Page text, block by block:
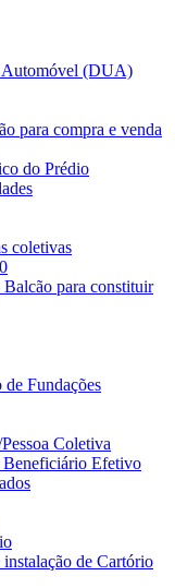
(DUA)
para compra e venda
do Prédio
coletivas
para constituir
Fundações
Coletiva
Efetivo
de Cartório